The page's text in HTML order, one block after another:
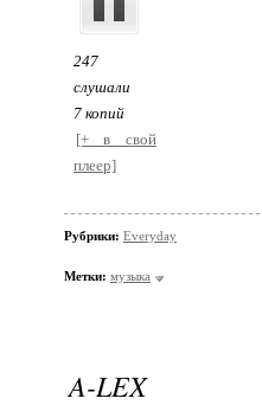
247
слушали
7 копий
[+ в свой
плеер]
Рубрики: Everyday
Метки: музыка
A-LEX